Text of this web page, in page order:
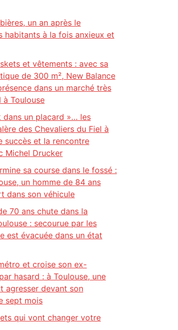
un an après le
habitants à la fois anxieux et
et vêtements : avec sa
de 300 m², New Balance
dans un marché très
Toulouse
dans un placard »… les
des Chevaliers du Fiel à
succès et la rencontre
Michel Drucker
sa course dans le fossé :
un homme de 84 ans
dans son véhicule
70 ans chute dans la
: secourue par les
est évacuée dans un état
et croise son ex-
hasard : à Toulouse, une
agresser devant son
sept mois
qui vont changer votre